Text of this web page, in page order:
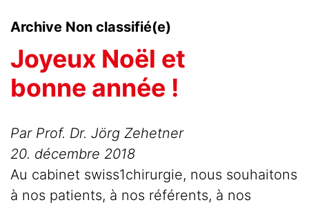
Archive Non classifié(e)
Joyeux Noël et
bonne année !
Par Prof. Dr. Jörg Zehetner
20. décembre 2018
Au cabinet swiss1chirurgie, nous souhaitons
à nos patients, à nos référents, à nos